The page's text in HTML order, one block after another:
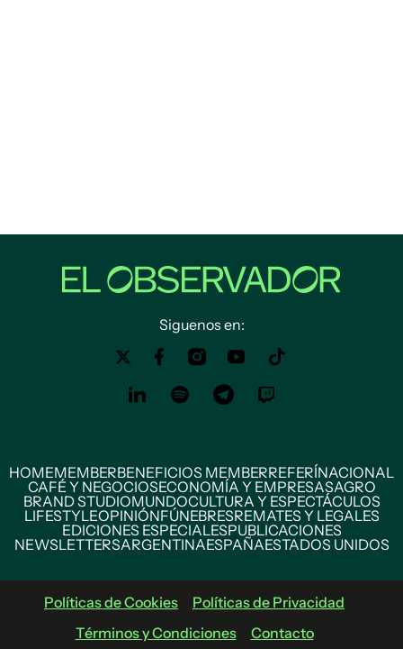
Siguenos en:
HOMEMEMBERBENEFICIOS MEMBERREFERÍNACIONAL
CAFÉ Y NEGOCIOSECONOMÍA Y EMPRESASAGRO
BRAND STUDIOMUNDOCULTURA Y ESPECTÁCULOS
LIFESTYLEOPINIÓNFÚNEBRESREMATES Y LEGALES
EDICIONES ESPECIALESPUBLICACIONES
NEWSLETTERSARGENTINAESPAÑAESTADOS UNIDOS
Políticas de Cookies
Políticas de Privacidad
Términos y Condiciones
Contacto